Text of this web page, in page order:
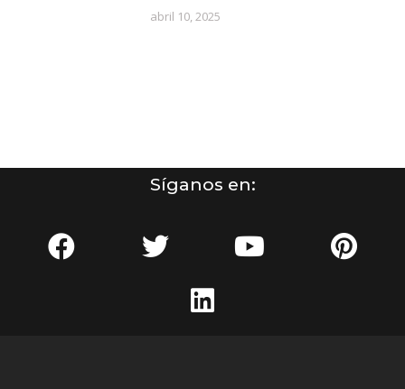
abril 10, 2025
Síganos en: